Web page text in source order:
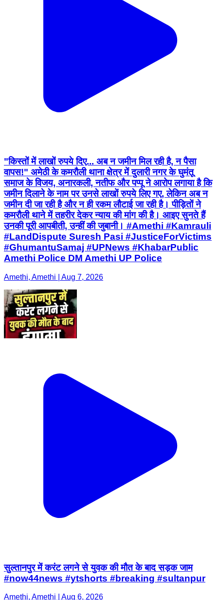
"किस्तों में लाखों रुपये दिए... अब न जमीन मिल रही है, न पैसा
वापस!" अमेठी के कमरौली थाना क्षेत्र में दुलारी नगर के घुमंतू
समाज के विजय, अनारकली, नतीफ और पप्पू ने आरोप लगाया है कि
जमीन दिलाने के नाम पर उनसे लाखों रुपये लिए गए, लेकिन अब न
जमीन दी जा रही है और न ही रकम लौटाई जा रही है। पीड़ितों ने
कमरौली थाने में तहरीर देकर न्याय की मांग की है। आइए सुनते हैं
उनकी पूरी आपबीती, उन्हीं की जुबानी। #Amethi #Kamrauli
#LandDispute Suresh Pasi #JusticeForVictims
#GhumantuSamaj #UPNews #KhabarPublic
Amethi Police DM Amethi UP Police
Amethi, Amethi | Aug 7, 2026
सुल्तानपुर में करंट लगने से युवक की मौत के बाद सड़क जाम
#now44news #ytshorts #breaking #sultanpur
Amethi, Amethi | Aug 6, 2026